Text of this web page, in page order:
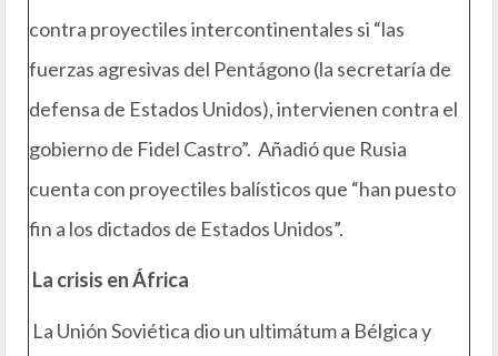
contra proyectiles intercontinentales si “las
fuerzas agresivas del Pentágono (la secretaría de
defensa de Estados Unidos), intervienen contra el
gobierno de Fidel Castro”. Añadió que Rusia
cuenta con proyectiles balísticos que “han puesto
fin a los dictados de Estados Unidos”.
La crisis en África
La Unión Soviética dio un ultimátum a Bélgica y